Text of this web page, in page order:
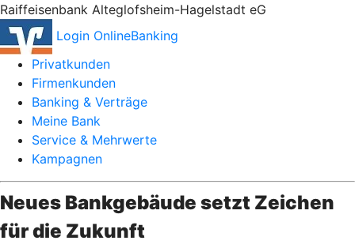
Raiffeisenbank Alteglofsheim-Hagelstadt eG
Login OnlineBanking
Privatkunden
Firmenkunden
Banking & Verträge
Meine Bank
Service & Mehrwerte
Kampagnen
Neues Bankgebäude setzt Zeichen
für die Zukunft